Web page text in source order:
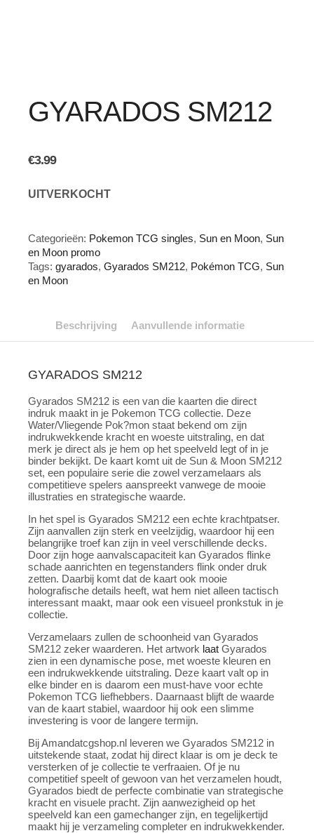
GYARADOS SM212
€3.99
UITVERKOCHT
Categorieën: Pokemon TCG singles, Sun en Moon, Sun
en Moon promo
Tags: gyarados, Gyarados SM212, Pokémon TCG, Sun
en Moon
Beschrijving Aanvullende informatie
GYARADOS SM212
Gyarados SM212 is een van die kaarten die direct
indruk maakt in je Pokemon TCG collectie. Deze
Water/Vliegende Pok?mon staat bekend om zijn
indrukwekkende kracht en woeste uitstraling, en dat
merk je direct als je hem op het speelveld legt of in je
binder bekijkt. De kaart komt uit de Sun & Moon SM212
set, een populaire serie die zowel verzamelaars als
competitieve spelers aanspreekt vanwege de mooie
illustraties en strategische waarde.
In het spel is Gyarados SM212 een echte krachtpatser.
Zijn aanvallen zijn sterk en veelzijdig, waardoor hij een
belangrijke troef kan zijn in veel verschillende decks.
Door zijn hoge aanvalscapaciteit kan Gyarados flinke
schade aanrichten en tegenstanders flink onder druk
zetten. Daarbij komt dat de kaart ook mooie
holografische details heeft, wat hem niet alleen tactisch
interessant maakt, maar ook een visueel pronkstuk in je
collectie.
Verzamelaars zullen de schoonheid van Gyarados
SM212 zeker waarderen. Het artwork laat Gyarados
zien in een dynamische pose, met woeste kleuren en
een indrukwekkende uitstraling. Deze kaart valt op in
elke binder en is daarom een must-have voor echte
Pokemon TCG liefhebbers. Daarnaast blijft de waarde
van de kaart stabiel, waardoor hij ook een slimme
investering is voor de langere termijn.
Bij Amandatcgshop.nl leveren we Gyarados SM212 in
uitstekende staat, zodat hij direct klaar is om je deck te
versterken of je collectie te verfraaien. Of je nu
competitief speelt of gewoon van het verzamelen houdt,
Gyarados biedt de perfecte combinatie van strategische
kracht en visuele pracht. Zijn aanwezigheid op het
speelveld kan een gamechanger zijn, en tegelijkertijd
maakt hij je verzameling completer en indrukwekkender.